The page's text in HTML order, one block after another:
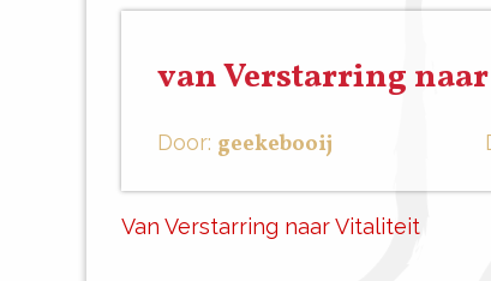
van Verstarring
Door: geekebooij
Van Verstarring naar Vitaliteit